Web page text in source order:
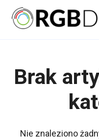
content
Brak
Nie znaleziono